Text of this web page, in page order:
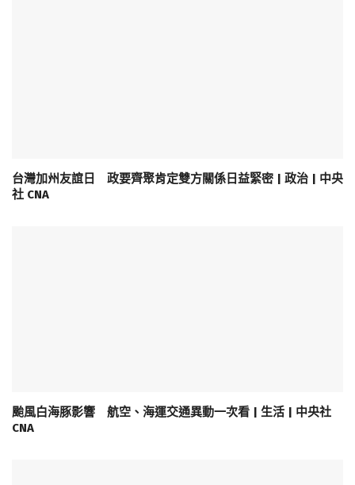
台灣加州友誼日 政要齊聚肯定雙方關係日益緊密 | 政治 | 中央
社 CNA
颱風白海豚影響 航空、海運交通異動一次看 | 生活 | 中央社
CNA